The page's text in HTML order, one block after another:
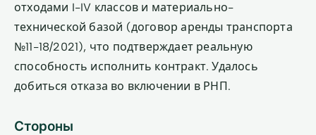
отходами I-IV классов и материально-
технической базой (договор аренды транспорта
№11-18/2021), что подтверждает реальную
способность исполнить контракт. Удалось
добиться отказа во включении в РНП.
Стороны